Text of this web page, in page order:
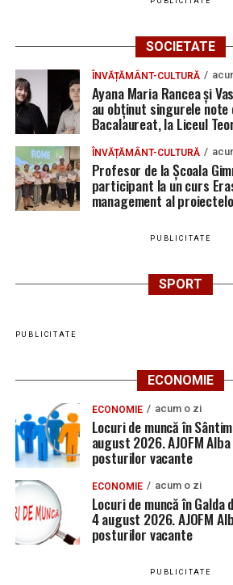
SOCIETATE
ÎNVĂȚĂMÂNT-CULTURĂ
Ayana Maria Rancea și
au obținut singurele note
Bacalaureat, la Liceul
ÎNVĂȚĂMÂNT-CULTURĂ
Profesor de la Școala
participant la un curs
management al
PUBLICITATE
SPORT
PUBLICITATE
ECONOMIE
ECONOMIE acum o zi
Locuri de muncă în
august 2026. AJOFM
posturilor vacante
ECONOMIE acum o zi
Locuri de muncă în Galda
4 august 2026. AJOFM
posturilor vacante
PUBLICITATE